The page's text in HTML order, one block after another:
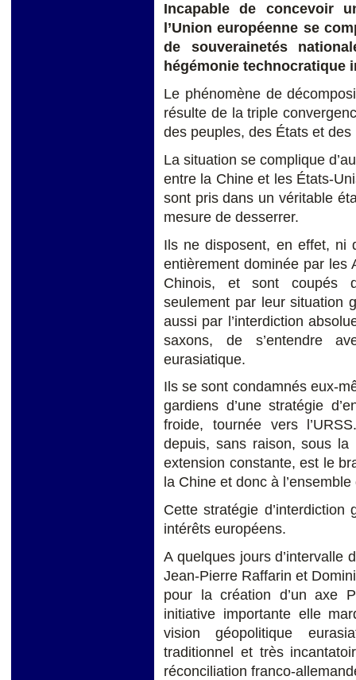
Incapable de concevoir
l’Union européenne se
de souverainetés
hégémonie technocratique
Le phénomène de
résulte de la triple
des peuples, des États et des
La situation se complique
entre la Chine et les États-
sont pris dans un véritable
mesure de desserrer.
Ils ne disposent, en effet, ni
entièrement dominée par les
Chinois, et sont coupés
seulement par leur situation
aussi par l’interdiction
saxons, de s’entendre
eurasiatique.
Ils se sont condamnés eux-
gardiens d’une stratégie
froide, tournée vers
depuis, sans raison, sous la
extension constante, est le
la Chine et donc à l’ensemble
Cette stratégie
intérêts européens.
A quelques jours d’intervalle
Jean-Pierre Raffarin et
pour la création d’un axe
initiative importante elle
vision géopolitique
traditionnel et très
réconciliation franco-